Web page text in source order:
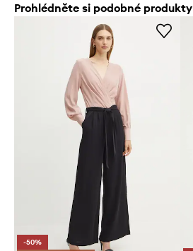
Prohlédněte si podobné produkty
-50%